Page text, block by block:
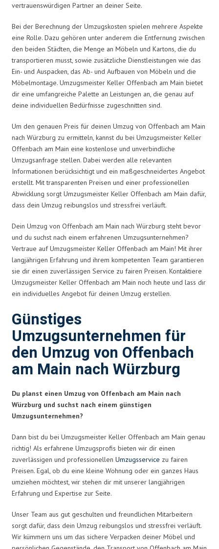
vertrauenswürdigen Partner an deiner Seite.
Bei der Berechnung der Umzugskosten spielen mehrere Aspekte
eine Rolle. Dazu gehören unter anderem die Entfernung zwischen
den beiden Städten, die Menge an Möbeln und Kartons, die du
transportieren musst, sowie zusätzliche Dienstleistungen wie das
Ein- und Auspacken, das Ab- und Aufbauen von Möbeln und die
Möbelmontage. Umzugsmeister Keller Offenbach am Main bietet
dir eine umfangreiche Palette an Leistungen an, die genau auf
deine individuellen Bedürfnisse zugeschnitten sind.
Um den genauen Preis für deinen Umzug von Offenbach am Main
nach Würzburg zu ermitteln, kannst du bei Umzugsmeister Keller
Offenbach am Main eine kostenlose und unverbindliche
Umzugsanfrage stellen. Dabei werden alle relevanten
Informationen berücksichtigt und ein maßgeschneidertes Angebot
erstellt. Mit transparenten Preisen und einer professionellen
Abwicklung sorgt Umzugsmeister Keller Offenbach am Main dafür,
dass dein Umzug reibungslos und stressfrei verläuft.
Dein Umzug von Offenbach am Main nach Würzburg steht bevor
und du suchst nach einem erfahrenen Umzugsunternehmen?
Vertraue auf Umzugsmeister Keller Offenbach am Main! Mit ihrer
langjährigen Erfahrung und ihrem kompetenten Team garantieren
sie dir einen zuverlässigen Service zu fairen Preisen. Kontaktiere
Umzugsmeister Keller Offenbach am Main noch heute und lass dir
ein individuelles Angebot für deinen Umzug erstellen.
Günstiges
Umzugsunternehmen für
den Umzug von Offenbach
am Main nach Würzburg
Du planst einen Umzug von Offenbach am Main nach
Würzburg und suchst nach einem günstigen
Umzugsunternehmen?
Dann bist du bei Umzugsmeister Keller Offenbach am Main genau
richtig! Als erfahrene Umzugsprofis bieten wir dir einen
zuverlässigen und professionellen Umzugsservice zu fairen
Preisen. Egal, ob du eine kleine Wohnung oder ein ganzes Haus
umziehen möchtest, wir stehen dir mit unserer langjährigen
Erfahrung und Expertise zur Seite.
Unser Team aus gut geschulten und freundlichen Mitarbeitern
sorgt dafür, dass dein Umzug reibungslos und stressfrei verläuft.
Wir kümmern uns um das sichere Verpacken deiner Möbel und